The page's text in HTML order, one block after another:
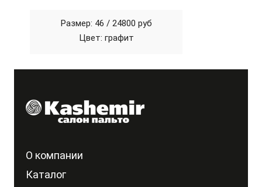
Размер: 46 / 24800 руб
Цвет: графит
О компании
Каталог